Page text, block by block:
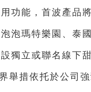
功能，首波產品
泡瑪特樂園、泰
獨立或聯名線下甜
舉措依托於公司